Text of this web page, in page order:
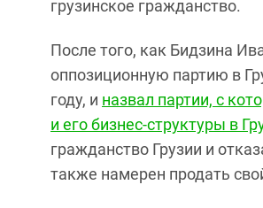
грузинское гражданство.
После того, как Бидзина
оппозиционную партию в
году, и назвал партии, с
и его бизнес-структуры в
гражданство Грузии и
также намерен продать